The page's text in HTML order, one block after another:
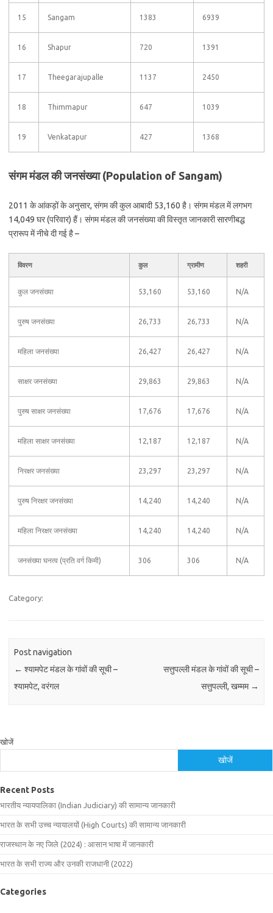
15 Sangam 1383 6939
16 Shapur 720 1391
17 Theegarajupalle 1137 2450
18 Thimmapur 647 1039
19 Venkatapur 427 1368
संगम मंडल की जनसंख्या (Population of Sangam)
2011 के आंकड़ों के अनुसार, संगम की कुल आबादी 53,160 है। संगम मंडल में लगभग
14,049 घर (परिवार) हैं। संगम मंडल की जनसंख्या की विस्तृत जानकारी सारणीबद्ध
प्रारूप में नीचे दी गई है –
विवरण कुल ग्रामीण शहरी
कुल जनसंख्या 53,160 53,160 N/A
पुरुष जनसंख्या 26,733 26,733 N/A
महिला जनसंख्या 26,427 26,427 N/A
साक्षर जनसंख्या 29,863 29,863 N/A
पुरुष साक्षर जनसंख्या 17,676 17,676 N/A
महिला साक्षर जनसंख्या 12,187 12,187 N/A
निरक्षर जनसंख्या 23,297 23,297 N/A
पुरुष निरक्षर जनसंख्या 14,240 14,240 N/A
महिला निरक्षर जनसंख्या 14,240 14,240 N/A
जनसंख्या घनत्व (प्रति वर्ग किमी) 306 306 N/A
Category:
Post navigation
← श्यामपेट मंडल के गांवों की सूची –
श्यामपेट, वरंगल
सत्तुपल्ली मंडल के गांवों की सूची –
सत्तुपल्ली, खम्मम →
खोजें
खोजें
Recent Posts
भारतीय न्यायपालिका (Indian Judiciary) की सामान्य जानकारी
भारत के सभी उच्च न्यायालयों (High Courts) की सामान्य जानकारी
राजस्थान के नए जिले (2024) : आसान भाषा में जानकारी
भारत के सभी राज्य और उनकी राजधानी (2022)
Categories